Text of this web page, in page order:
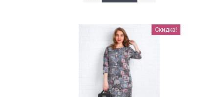
Наклейки Варіант з % Скидка!